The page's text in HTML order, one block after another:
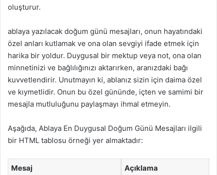
oluşturur.
ablaya yazılacak doğum günü mesajları, onun hayatındaki
özel anları kutlamak ve ona olan sevgiyi ifade etmek için
harika bir yoldur. Duygusal bir mektup veya not, ona olan
minnetinizi ve bağlılığınızı aktarırken, aranızdaki bağı
kuvvetlendirir. Unutmayın ki, ablanız sizin için daima özel
ve kıymetlidir. Onun bu özel gününde, içten ve samimi bir
mesajla mutluluğunu paylaşmayı ihmal etmeyin.
Aşağıda, Ablaya En Duygusal Doğum Günü Mesajları ilgili
bir HTML tablosu örneği yer almaktadır:
Mesaj Açıklama